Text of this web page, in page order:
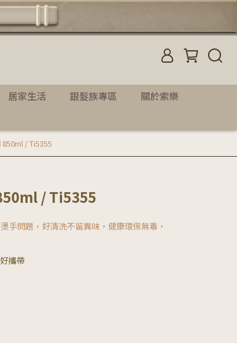
居家生活 銀髮族專區
關於索樂
/ Ti5355
/ Ti5355
手問題，好清洗不留異味，健康環保無毒，
攜帶